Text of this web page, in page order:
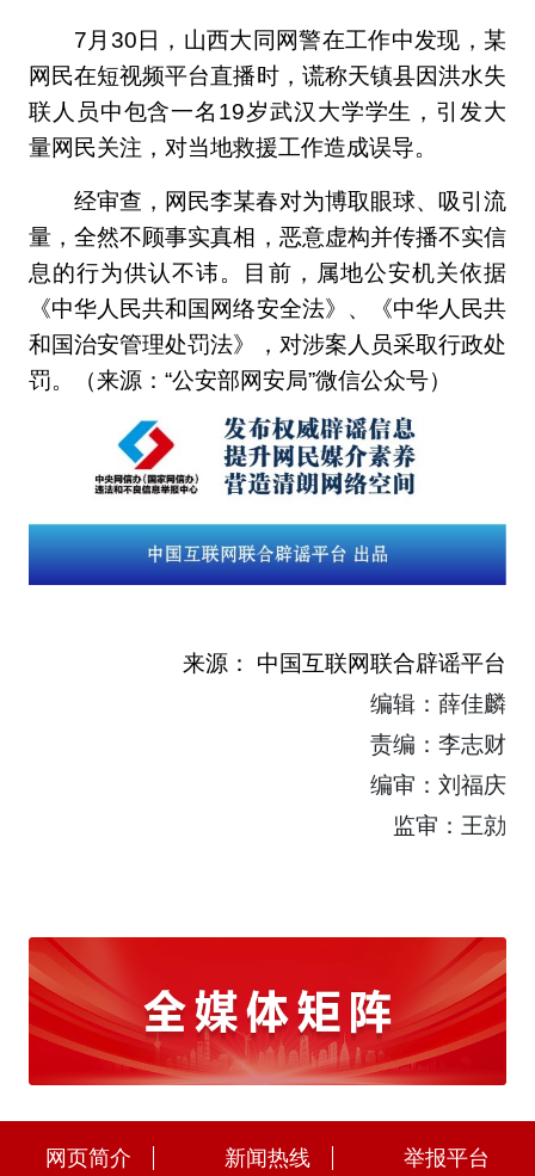
7月30日，山西大同网警在工作中发现，某
网民在短视频平台直播时，谎称天镇县因洪水失
联人员中包含一名19岁武汉大学学生，引发大
量网民关注，对当地救援工作造成误导。
经审查，网民李某春对为博取眼球、吸引流
量，全然不顾事实真相，恶意虚构并传播不实信
息的行为供认不讳。目前，属地公安机关依据
《中华人民共和国网络安全法》、《中华人民共
和国治安管理处罚法》，对涉案人员采取行政处
罚。（来源：“公安部网安局”微信公众号）
来源： 中国互联网联合辟谣平台
编辑：薛佳麟
责编：李志财
编审：刘福庆
监审：王勍
网页简介 新闻热线 举报平台